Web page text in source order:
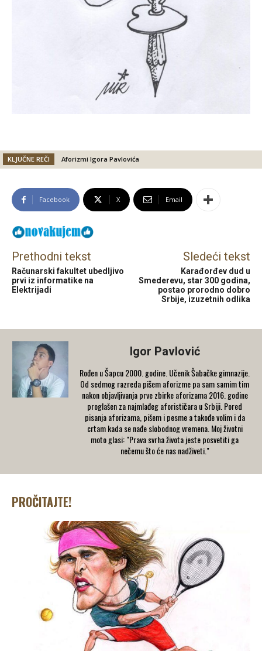
KLJUČNE REČI Aforizmi Igora Pavlovića
Facebook X Email
Prethodni tekst
Računarski fakultet ubedljivo
prvi iz informatike na
Elektrijadi
Sledeći tekst
Karađorđev dud u
Smederevu, star 300 godina,
postao prorodno dobro
Srbije, izuzetnih odlika
Igor Pavlović
Rođen u Šapcu 2000. godine. Učenik Šabačke gimnazije.
Od sedmog razreda pišem aforizme pa sam samim tim
nakon objavljivanja prve zbirke aforizama 2016. godine
proglašen za najmlađeg aforističara u Srbiji. Pored
pisanja aforizama, pišem i pesme a takođe volim i da
crtam kada se nađe slobodnog vremena. Moj životni
moto glasi: "Prava svrha života jeste posvetiti ga
nečemu što će nas nadživeti."
PROČITAJTE!